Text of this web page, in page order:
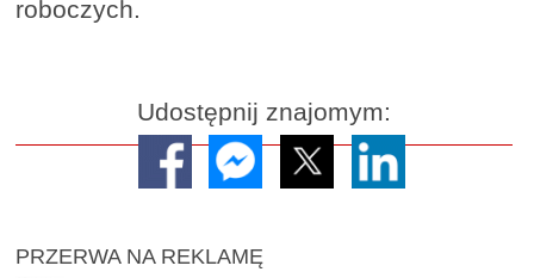
roboczych.
Udostępnij znajomym:
PRZERWA NA REKLAMĘ